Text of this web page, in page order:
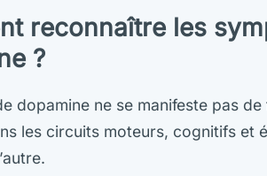
reconnaître les
?
dopamine ne se manifeste pas
les circuits moteurs, cognitifs et